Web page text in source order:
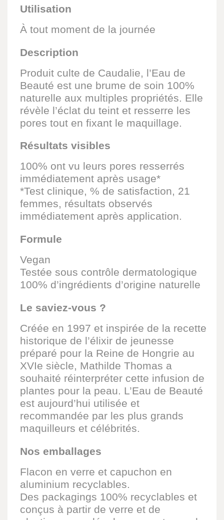
Utilisation
À tout moment de la journée
Description
Produit culte de Caudalie, l’Eau de
Beauté est une brume de soin 100%
naturelle aux multiples propriétés. Elle
révèle l’éclat du teint et resserre les
pores tout en fixant le maquillage.
Résultats visibles
100% ont vu leurs pores resserrés
immédiatement après usage*
*Test clinique, % de satisfaction, 21
femmes, résultats observés
immédiatement après application.
Formule
Vegan
Testée sous contrôle dermatologique
100% d’ingrédients d’origine naturelle
Le saviez-vous ?
Créée en 1997 et inspirée de la recette
historique de l’élixir de jeunesse
préparé pour la Reine de Hongrie au
XVIe siècle, Mathilde Thomas a
souhaité réinterpréter cette infusion de
plantes pour la peau. L’Eau de Beauté
est aujourd’hui utilisée et
recommandée par les plus grands
maquilleurs et célébrités.
Nos emballages
Flacon en verre et capuchon en
aluminium recyclables.
Des packagings 100% recyclables et
conçus à partir de verre et de